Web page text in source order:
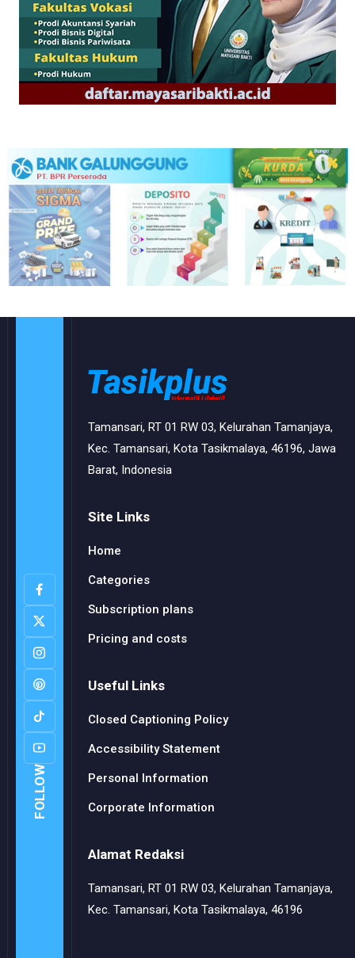
FOLLOW
Tamansari, RT 01 RW 03, Kelurahan Tamanjaya,
Kec. Tamansari, Kota Tasikmalaya, 46196, Jawa
Barat, Indonesia
Site Links
Home
Categories
Subscription plans
Pricing and costs
Useful Links
Closed Captioning Policy
Accessibility Statement
Personal Information
Corporate Information
Alamat Redaksi
Tamansari, RT 01 RW 03, Kelurahan Tamanjaya,
Kec. Tamansari, Kota Tasikmalaya, 46196